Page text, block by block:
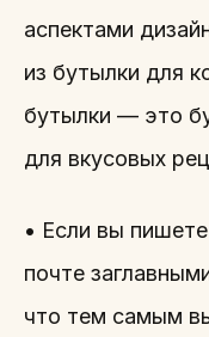
аспектами
из бутылки для
бутылки — это
для вкусовых
• Если вы
почте
что тем самым